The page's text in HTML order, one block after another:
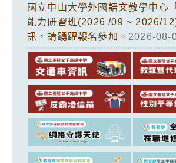
國立中山大學外國語文教學中心
能力研習班(2026 /09 ~ 2026/
訊，請踴躍報名參加。 2026-08-